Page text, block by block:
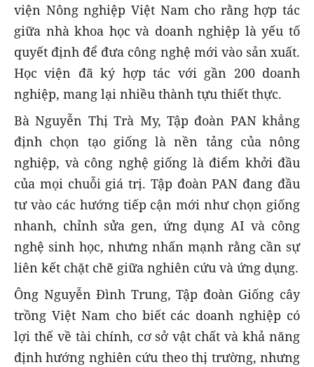
viện Nông nghiệp Việt Nam cho rằng hợp tác
giữa nhà khoa học và doanh nghiệp là yếu tố
quyết định để đưa công nghệ mới vào sản xuất.
Học viện đã ký hợp tác với gần 200 doanh
nghiệp, mang lại nhiều thành tựu thiết thực.
Bà Nguyễn Thị Trà My, Tập đoàn PAN khẳng
định chọn tạo giống là nền tảng của nông
nghiệp, và công nghệ giống là điểm khởi đầu
của mọi chuỗi giá trị. Tập đoàn PAN đang đầu
tư vào các hướng tiếp cận mới như chọn giống
nhanh, chỉnh sửa gen, ứng dụng AI và công
nghệ sinh học, nhưng nhấn mạnh rằng cần sự
liên kết chặt chẽ giữa nghiên cứu và ứng dụng.
Ông Nguyễn Đình Trung, Tập đoàn Giống cây
trồng Việt Nam cho biết các doanh nghiệp có
lợi thế về tài chính, cơ sở vật chất và khả năng
định hướng nghiên cứu theo thị trường, nhưng